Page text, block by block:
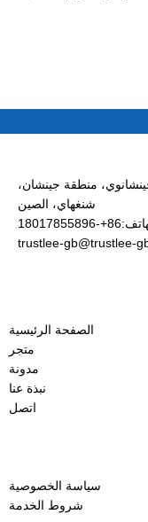
بلدة جينشانوي، منطقة جينشان،
شنغهاي، الصين
18017855896
الصفحة الرئيسية
متجر
مدونة
نبذة عنا
اتصل
سياسة الخصوصية
شروط الخدمة